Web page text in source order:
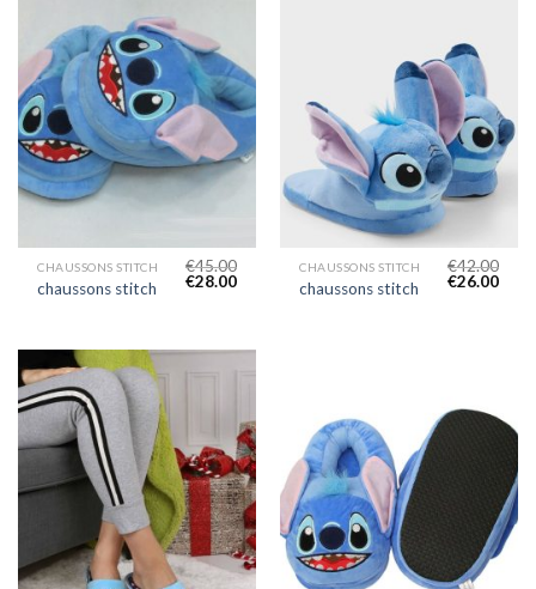
CHAUSSONS STITCH
chaussons stitch
€45.00
€28.00
CHAUSSONS STITCH
chaussons stitch
€42.00
€26.00